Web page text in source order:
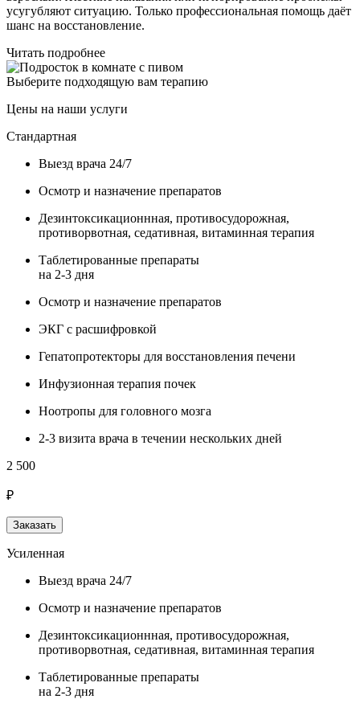
усугубляют ситуацию. Только профессиональная помощь даёт
шанс на восстановление.
Читать подробнее
Выберите подходящую вам терапию
Цены на наши услуги
Стандартная
Выезд врача 24/7
Осмотр и назначение препаратов
Дезинтоксикационнная, противосудорожная,
противорвотная, седативная, витаминная терапия
Таблетированные препараты
на 2-3 дня
Осмотр и назначение препаратов
ЭКГ с расшифровкой
Гепатопротекторы для восстановления печени
Инфузионная терапия почек
Ноотропы для головного мозга
2-3 визита врача в течении нескольких дней
2 500
₽
Заказать
Усиленная
Выезд врача 24/7
Осмотр и назначение препаратов
Дезинтоксикационнная, противосудорожная,
противорвотная, седативная, витаминная терапия
Таблетированные препараты
на 2-3 дня